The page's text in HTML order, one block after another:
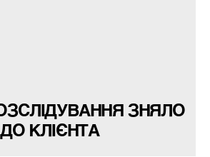
ЗНЯЛО
ДО КЛІЄНТА